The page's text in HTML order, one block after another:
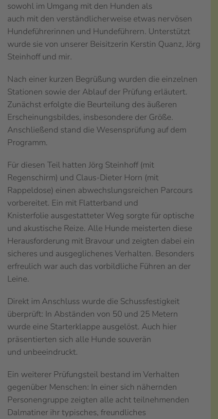
sowohl im Umgang mit den Hunden als
auch mit den verständlicherweise etwas nervösen
Hundeführerinnen und Hundeführern. Unterstützt
wurde sie von unserer Beisitzerin Kerstin Quanz, Jörg
Steinhoff und mir.
Nach einer kurzen Begrüßung wurden die einzelnen
Stationen sowie der Ablauf der Prüfung erläutert.
Zunächst erfolgte die Beurteilung des äußeren
Erscheinungsbildes, insbesondere der Größe.
Anschließend stand die Wesensprüfung auf dem
Programm.
Für diesen Teil hatten Jörg Steinhoff (mit
Regenschirm) und Claus-Dieter Horn (mit
Rappeldose) einen abwechslungsreichen Parcours
vorbereitet. Ein mit Flatterband und
Knisterfolie ausgestatteter Weg sorgte für optische
und akustische Reize. Alle Hunde meisterten diese
Herausforderung mit Bravour und zeigten dabei ein
sicheres und ausgeglichenes Verhalten. Besonders
erfreulich war auch das vorbildliche Führen an der
Leine.
Direkt im Anschluss wurde die Schussfestigkeit
überprüft: In Abständen von 50 und 25 Metern
wurde eine Starterklappe ausgelöst. Auch hier
präsentierten sich alle Hunde souverän
und unbeeindruckt.
Ein weiterer Prüfungsteil bestand im Verhalten
gegenüber Menschen: In einer sich nähernden
Personengruppe zeigten alle acht teilnehmenden
Dalmatiner ihr typisches, freundliches